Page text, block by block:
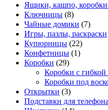
Ящики, кашпо, коробки
Ключницы (8)
Чайные домики (7)
Игры, пазлы, раскраски
Купюрницы (22)
Конфетницы (1)
Коробки (29)
Коробки с
Коробки под
Открытки (3)
Подставки для